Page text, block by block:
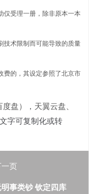
仅受理一册，除非原本一本
技术限制而可能导致的质量
费的，其设定参照了北京市
盘），天翼云盘、
字可复制化或转
页
明事类钞 钦定四库